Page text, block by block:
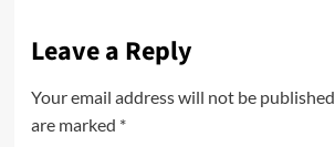
Leave a Reply
Your email address will not be published.
are marked *